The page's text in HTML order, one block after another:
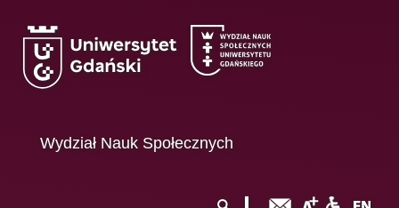
Wydział Nauk Społecznych